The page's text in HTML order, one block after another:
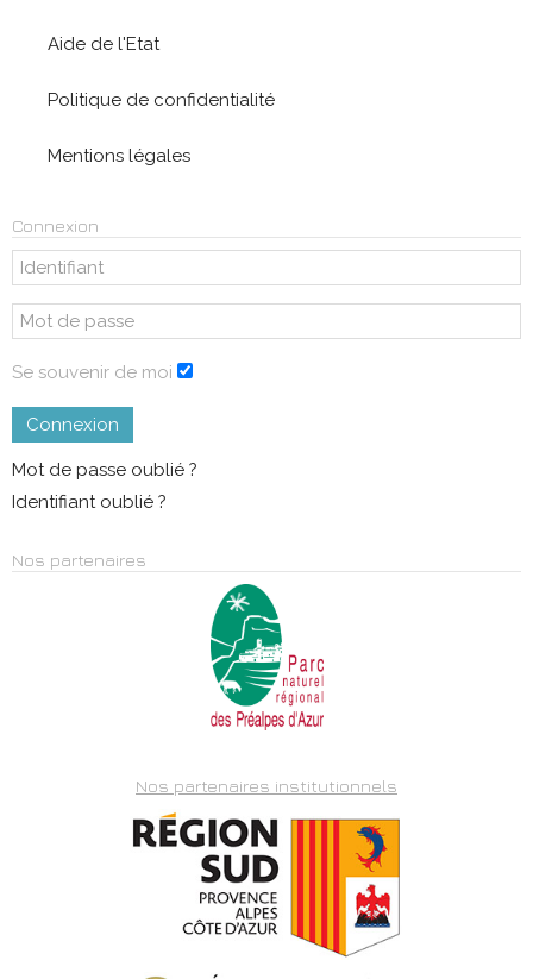
Aide de l'Etat
Politique de confidentialité
Mentions légales
Connexion
Se souvenir de moi
Connexion
Mot de passe oublié ?
Identifiant oublié ?
Nos partenaires
Nos partenaires institutionnels